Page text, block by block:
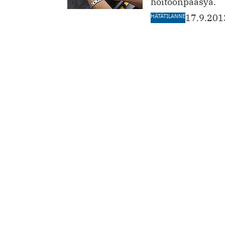
HÄTÄTILANNE